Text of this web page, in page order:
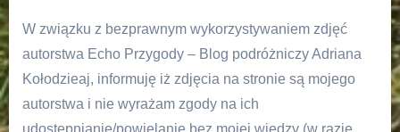
W związku z bezprawnym wykorzystywaniem zdjęć
autorstwa Echo Przygody – Blog podróżniczy Adriana
Kołodzieaj, informuję iż zdjęcia na stronie są mojego
autorstwa i nie wyrażam zgody na ich